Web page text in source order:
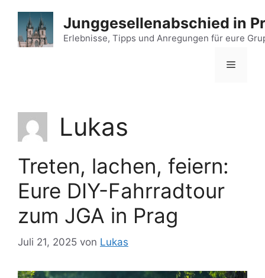
Inhalt
springen
Junggesellenabschied in
Erlebnisse, Tipps und Anregungen für eure
Menü
Lukas
Treten, lachen, feiern:
Eure DIY-Fahrradtour
zum JGA in Prag
Juli 21, 2025 von Lukas